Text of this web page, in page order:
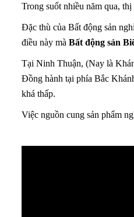
Trong suốt nhiều năm qua,
Đặc thù của Bất động sản
điều này mà Bất động sản
Tại Ninh Thuận, (Nay là
Đồng hành tại phía Bắc
khá thấp.
Việc nguồn cung sản phẩm